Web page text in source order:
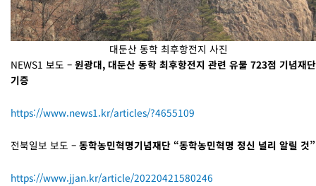
대둔산 동학 최후항전지 사진
NEWS1 보도 – 원광대, 대둔산 동학 최후항전지 관련 유물 723점 기념재단
기증
https://www.news1.kr/articles/?4655109
전북일보 보도 – 동학농민혁명기념재단 “동학농민혁명 정신 널리 알릴 것”
https://www.jjan.kr/article/20220421580246